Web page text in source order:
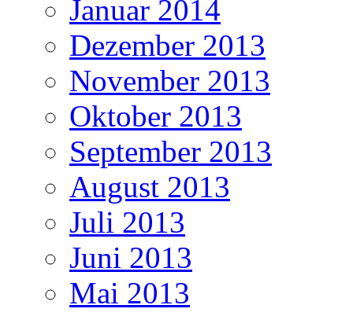
Januar 2014
Dezember 2013
November 2013
Oktober 2013
September 2013
August 2013
Juli 2013
Juni 2013
Mai 2013